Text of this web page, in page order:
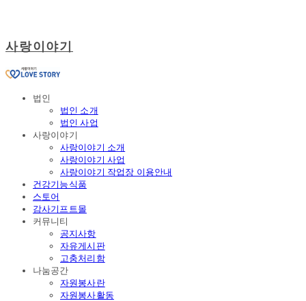
사랑이야기
법인
법인 소개
법인 사업
사랑이야기
사랑이야기 소개
사랑이야기 사업
사랑이야기 작업장 이용안내
건강기능식품
스토어
감사기프트몰
커뮤니티
공지사항
자유게시판
고충처리함
나눔공간
자원봉사란
자원봉사활동